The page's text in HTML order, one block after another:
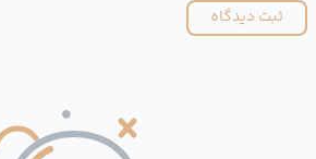
ثبت دیدگاه